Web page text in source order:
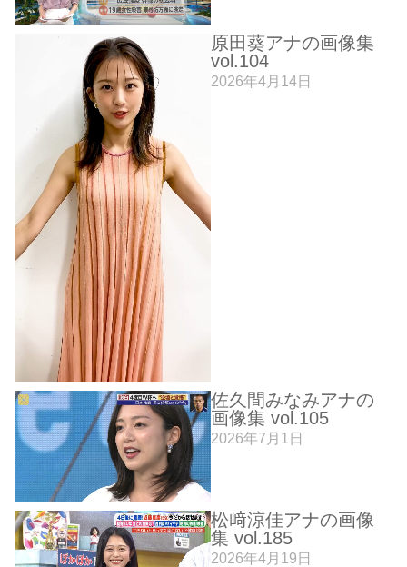
原田葵アナの画像集
vol.104
2026年4月14日
佐久間みなみアナの
画像集 vol.105
2026年7月1日
松﨑涼佳アナの画像
集 vol.185
2026年4月19日